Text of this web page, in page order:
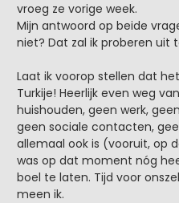
vroeg ze vorige week.
Mijn antwoord op beide
niet? Dat zal ik proberen uit
Laat ik voorop stellen dat
Turkije! Heerlijk even weg
huishouden, geen werk,
geen sociale contacten,
allemaal ook is (vooruit, op
was op dat moment nóg
boel te laten. Tijd voor
meen ik.